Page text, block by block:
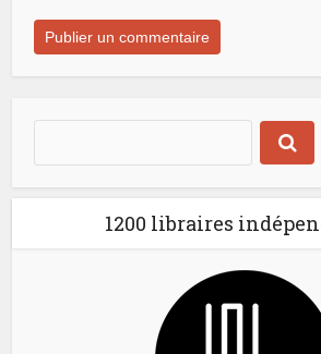
1200 libraires